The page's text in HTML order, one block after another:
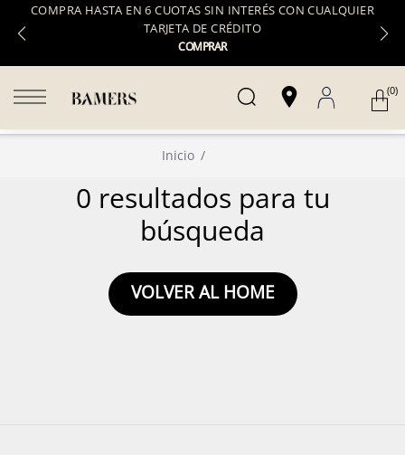
COMPRA HASTA EN 6 CUOTAS SIN INTERÉS CON CUALQUIER
TARJETA DE CRÉDITO
COMPRAR
(0)
Inicio
0 resultados para tu
búsqueda
VOLVER AL HOME